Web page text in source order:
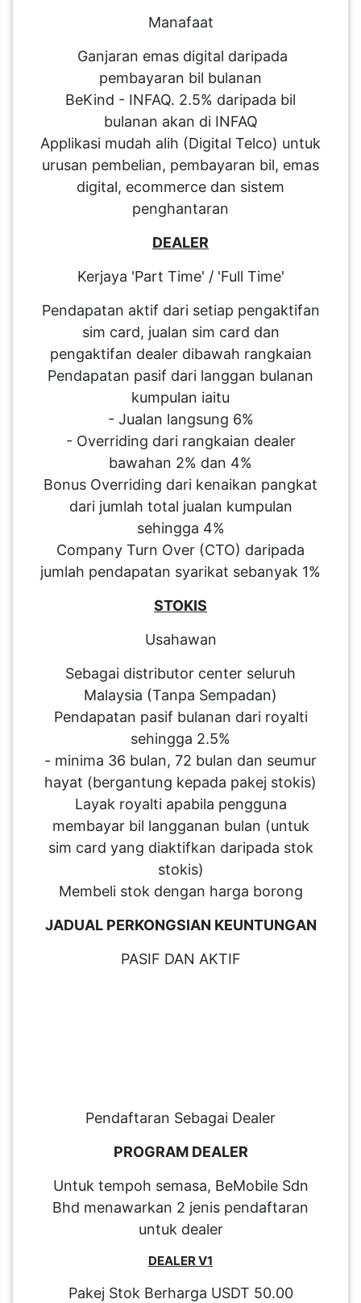
Manafaat
Ganjaran emas digital daripada
pembayaran bil bulanan
BeKind - INFAQ. 2.5% daripada bil
bulanan akan di INFAQ
Applikasi mudah alih (Digital Telco) untuk
urusan pembelian, pembayaran bil, emas
digital, ecommerce dan sistem
penghantaran
DEALER
Kerjaya 'Part Time' / 'Full Time'
Pendapatan aktif dari setiap pengaktifan
sim card, jualan sim card dan
pengaktifan dealer dibawah rangkaian
Pendapatan pasif dari langgan bulanan
kumpulan iaitu
- Jualan langsung 6%
- Overriding dari rangkaian dealer
bawahan 2% dan 4%
Bonus Overriding dari kenaikan pangkat
dari jumlah total jualan kumpulan
sehingga 4%
Company Turn Over (CTO) daripada
jumlah pendapatan syarikat sebanyak 1%
STOKIS
Usahawan
Sebagai distributor center seluruh
Malaysia (Tanpa Sempadan)
Pendapatan pasif bulanan dari royalti
sehingga 2.5%
- minima 36 bulan, 72 bulan dan seumur
hayat (bergantung kepada pakej stokis)
Layak royalti apabila pengguna
membayar bil langganan bulan (untuk
sim card yang diaktifkan daripada stok
stokis)
Membeli stok dengan harga borong
JADUAL PERKONGSIAN KEUNTUNGAN
PASIF DAN AKTIF
Pendaftaran Sebagai Dealer
PROGRAM DEALER
Untuk tempoh semasa, BeMobile Sdn
Bhd menawarkan 2 jenis pendaftaran
untuk dealer
DEALER V1
Pakej Stok Berharga USDT 50.00